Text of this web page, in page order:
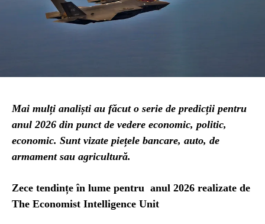
Mai mulți analiști au făcut o serie de predicții pentru
anul 2026 din punct de vedere economic, politic,
economic. Sunt vizate piețele bancare, auto, de
armament sau agricultură.
Zece tendințe în lume pentru anul 2026 realizate de
The Economist Intelligence Unit